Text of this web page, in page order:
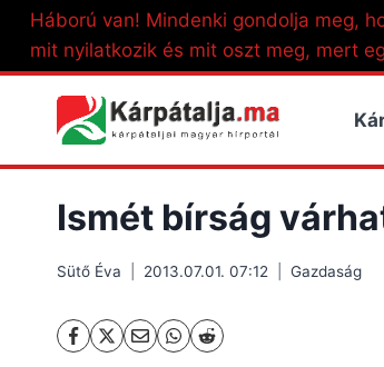
Skip
content
Háború van! Mindenki gondolja meg,
mit nyilatkozik és mit oszt meg, mert
Ismét bírság
Sütő Éva 2013.07.01. 07:12 Gazdaság